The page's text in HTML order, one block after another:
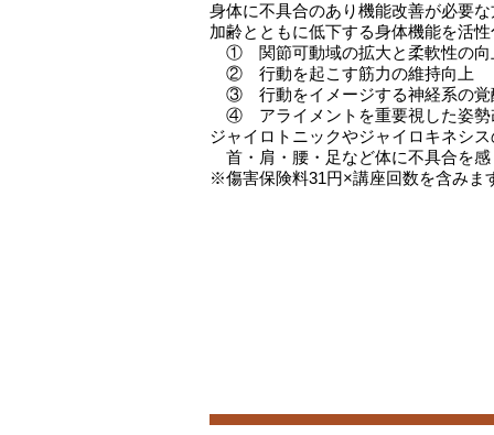
身体に不具合のあり機能改善が必要
加齢とともに低下する身体機能を活
① 関節可動域の拡大と柔軟性の向
② 行動を起こす筋力の維持向上
③ 行動をイメージする神経系の覚
④ アライメントを重要視した姿勢
ジャイロトニックやジャイロキネシ
首・肩・腰・足など体に不具合を
※傷害保険料31円×講座回数を含みま